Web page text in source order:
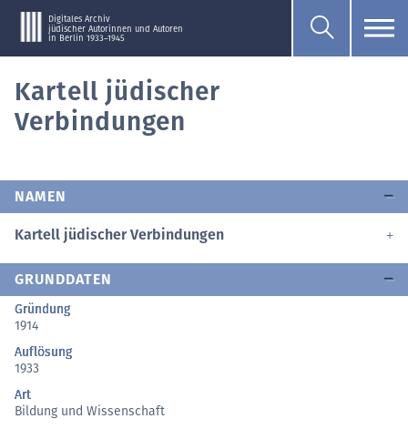
Digitales Archiv
jüdischer Autorinnen und Autoren
in Berlin 1933–1945
Kartell jüdischer
Verbindungen
NAMEN
Kartell jüdischer Verbindungen
GRUNDDATEN
Gründung
1914
Auflösung
1933
Art
Bildung und Wissenschaft